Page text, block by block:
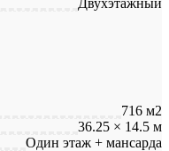
Двухэтажный
716 м2
36.25 × 14.5 м
Один этаж + мансарда